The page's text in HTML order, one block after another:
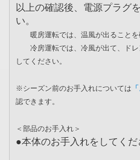
以上の確認後、電源プラグ
い。
暖房運転では、温風が出ることを
冷房運転では、冷風が出て、ドレ
してください。
※シーズン前のお手入れについては
認できます。
＜部品のお手入れ＞
●本体のお手入れをしてくだ